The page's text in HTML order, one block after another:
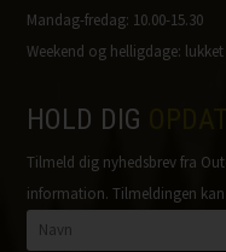
Mandag-fredag: 10.00-15.30
Weekend og helligdage: lukket
HOLD DIG
Tilmeld dig nyhedsbrev fra
information. Tilmeldingen